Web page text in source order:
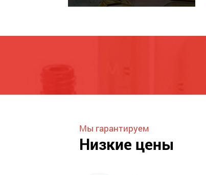
Мы гарантируем
Низкие цены